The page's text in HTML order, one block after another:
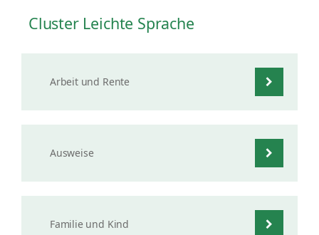
Cluster Leichte Sprache
Arbeit und Rente
Ausweise
Familie und Kind